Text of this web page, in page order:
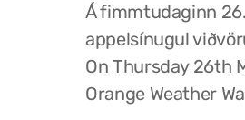
Á fimmtudaginn
appelsínugul
On Thursday 26th
Orange Weather